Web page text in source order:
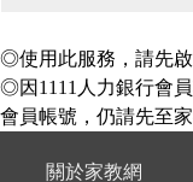
◎使用此服務，請先啟
◎因1111人力銀行會
會員帳號，仍請先至
關於家教網